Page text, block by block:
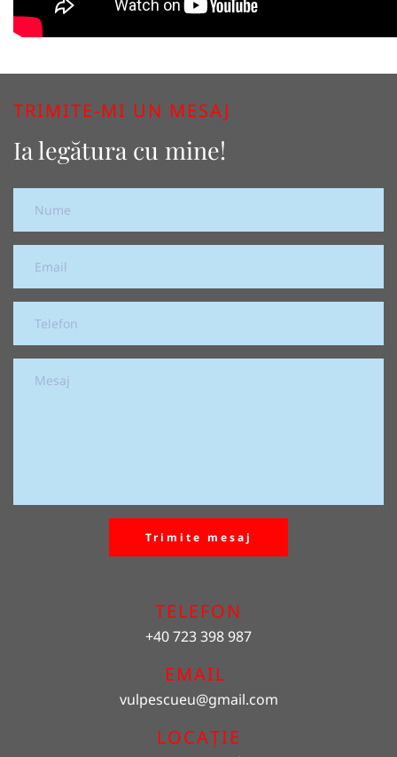
TRIMITE-MI UN MESAJ
Ia legătura cu mine!
Trimite mesaj
TELEFON
+40 723 398 987
EMAIL
vulpescueu@gmail.com
LOCAȚIE